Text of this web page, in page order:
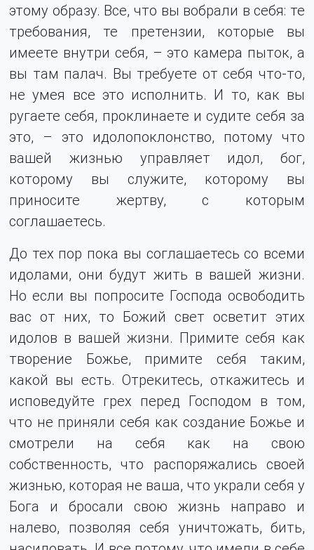
этому образу. Все, что вы вобрали в себя: те
требования, те претензии, которые вы
имеете внутри себя, – это камера пыток, а
вы там палач. Вы требуете от себя что-то,
не умея все это исполнить. И то, как вы
ругаете себя, проклинаете и судите себя за
это, – это идолопоклонство, потому что
вашей жизнью управляет идол, бог,
которому вы служите, которому вы
приносите жертву, с которым
соглашаетесь.
До тех пор пока вы соглашаетесь со всеми
идолами, они будут жить в вашей жизни.
Но если вы попросите Господа освободить
вас от них, то Божий свет осветит этих
идолов в вашей жизни. Примите себя как
творение Божье, примите себя таким,
какой вы есть. Отрекитесь, откажитесь и
исповедуйте грех перед Господом в том,
что не приняли себя как создание Божье и
смотрели на себя как на свою
собственность, что распоряжались своей
жизнью, которая не ваша, что украли себя у
Бога и бросали свою жизнь направо и
налево, позволяя себя уничтожать, бить,